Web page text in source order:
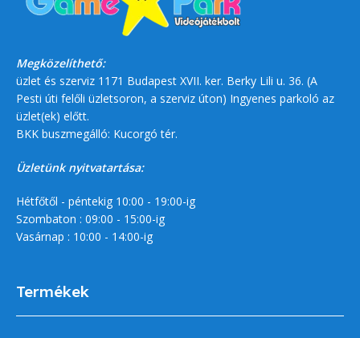
Megközelíthető:
üzlet és szerviz 1171 Budapest XVII. ker. Berky Lili u. 36. (A
Pesti úti felőli üzletsoron, a szerviz úton) Ingyenes parkoló az
üzlet(ek) előtt.
BKK buszmegálló: Kucorgó tér.
Üzletünk nyitvatartása:
Hétfőtől - péntekig 10:00 - 19:00-ig
Szombaton : 09:00 - 15:00-ig
Vasárnap : 10:00 - 14:00-ig
Termékek